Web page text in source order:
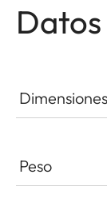
Datos
Dimensiones
Peso